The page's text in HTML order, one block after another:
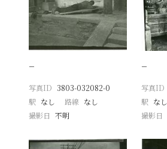
−
写真ID 3803-032082-0
駅 なし 路線 なし
撮影日
不明
−
写真ID
駅 なし
撮影日